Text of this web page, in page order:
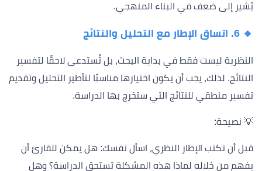
يُشير إلى ضعف في البناء المنهجي.
🔹 6. اتساق الإطار مع التحليل والنتائج
النظرية ليست فقط في بداية البحث، بل تُستدعى لاحقًا لتفسير
النتائج. لذلك، يجب أن يكون اختيارها مناسبًا لتأطير التحليل وتقديم
تفسير منطقي للنتائج التي ستخرج بها الدراسة.
💡 نصيحة:
قبل أن تكتب الإطار النظري، اسأل نفسك: هل يمكن للقارئ أن
يفهم من خلاله لماذا هذه المشكلة تستحق الدراسة؟ وهل